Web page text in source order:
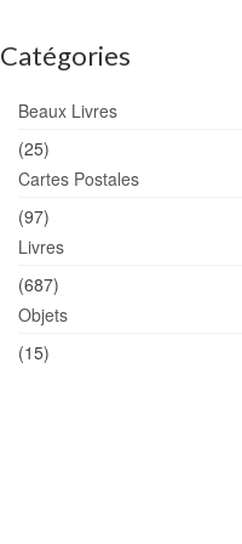
Catégories
Beaux Livres
(25)
Cartes Postales
(97)
Livres
(687)
Objets
(15)